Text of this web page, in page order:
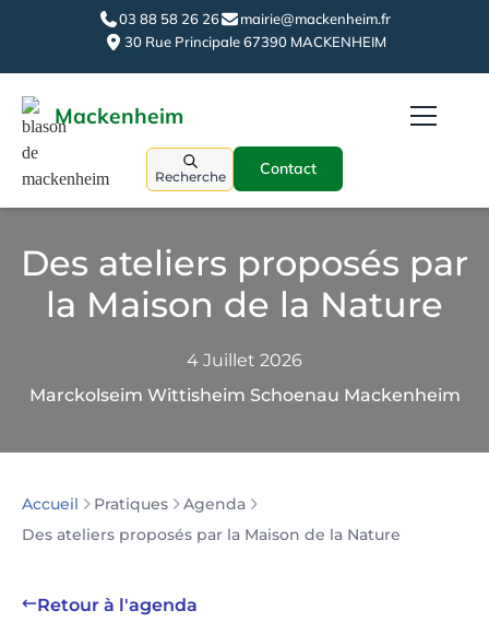
03 88 58 26 26
mairie@mackenheim.fr
30 Rue Principale 67390 MACKENHEIM
Mackenheim
Recherche Contact
Des ateliers proposés par
la Maison de la Nature
4 Juillet 2026
Marckolseim Wittisheim Schoenau Mackenheim
Accueil Pratiques
Agenda
Des ateliers proposés par la Maison de la Nature
Retour à l'agenda